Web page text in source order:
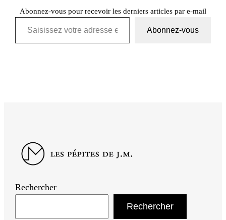
Abonnez-vous pour recevoir les derniers articles par e-mail
Saisissez votre adresse e-mail…
Abonnez-vous
Rechercher
Rechercher